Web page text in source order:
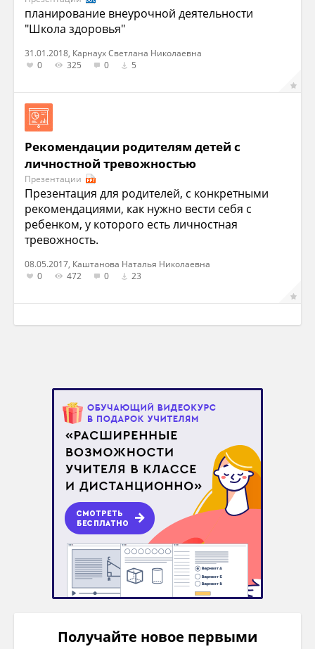
планирование внеурочной деятельности
"Школа здоровья"
31.01.2018, Карнаух Светлана Николаевна
0
325 0 5
Рекомендации родителям детей с
личностной тревожностью
Презентации
Презентация для родителей, с конкретными
рекомендациями, как нужно вести себя с
ребенком, у которого есть личностная
тревожность.
08.05.2017, Каштанова Наталья Николаевна
0
472 0 23
Получайте новое первыми